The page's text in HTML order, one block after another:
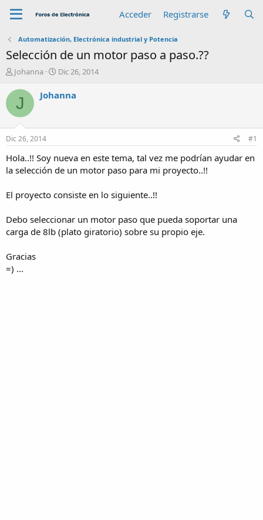
Acceder Registrarse
Automatización, Electrónica industrial y Potencia
Selección de un motor paso a paso.??
A
t
r
Johanna
F
c
n
i
c
o
Dic 26, 2014
J Johanna
Dic 26, 2014 #1
Hola..!! Soy nueva en este tema, tal vez me podrían ayudar en
la selección de un motor paso para mi proyecto..!!
El proyecto consiste en lo siguiente..!!
Debo seleccionar un motor paso que pueda soportar una
carga de 8lb (plato giratorio) sobre su propio eje.
Gracias
=) ...